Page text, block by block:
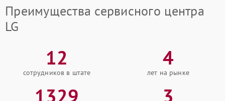
Преимущества сервисного центра
LG
12
сотрудников в штате
4
лет на рынке
1329 3